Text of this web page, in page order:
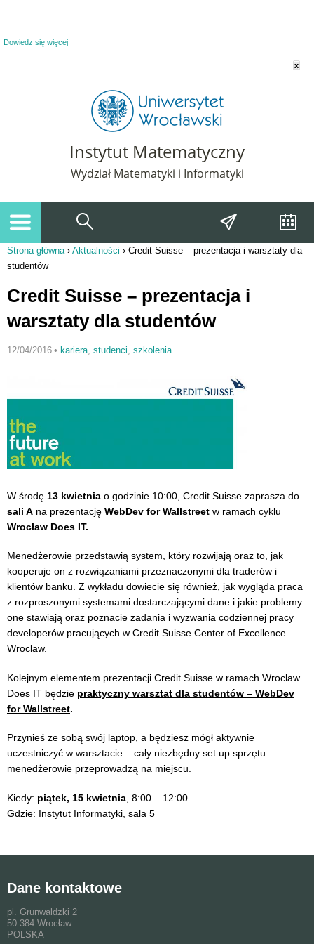
Dowiedz się więcej
x
Instytut Matematyczny
Wydział Matematyki i Informatyki
Jesteś tutaj
Strona główna› Aktualności › Credit Suisse – prezentacja i warsztaty dla
studentów
Credit Suisse – prezentacja i
warsztaty dla studentów
12/04/2016 • kariera, studenci, szkolenia
W środę 13 kwietnia o godzinie 10:00, Credit Suisse zaprasza do
sali A na prezentację WebDev for Wallstreet w ramach cyklu
Wrocław Does IT.
Menedżerowie przedstawią system, który rozwijają oraz to, jak
kooperuje on z rozwiązaniami przeznaczonymi dla traderów i
klientów banku. Z wykładu dowiecie się również, jak wygląda praca
z rozproszonymi systemami dostarczającymi dane i jakie problemy
one stawiają oraz poznacie zadania i wyzwania codziennej pracy
developerów pracujących w Credit Suisse Center of Excellence
Wroclaw.
Kolejnym elementem prezentacji Credit Suisse w ramach Wroclaw
Does IT będzie praktyczny warsztat dla studentów – WebDev
for Wallstreet.
Przynieś ze sobą swój laptop, a będziesz mógł aktywnie
uczestniczyć w warsztacie – cały niezbędny set up sprzętu
menedżerowie przeprowadzą na miejscu.
Kiedy: piątek, 15 kwietnia , 8:00 – 12:00
Gdzie: Instytut Informatyki, sala 5
Dane kontaktowe
pl. Grunwaldzki 2
50-384 Wrocław
POLSKA